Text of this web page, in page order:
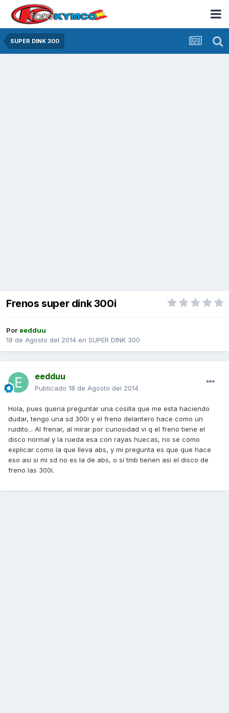
SUPER DINK 300
Frenos super dink 300i
Por eedduu
18 de Agosto del 2014 en SUPER DINK 300
eedduu
Publicado 18 de Agosto del 2014
Hola, pues queria preguntar una cosilla que me esta haciendo
dudar, tengo una sd 300i y el freno delantero hace como un
ruidito... Al frenar, al mirar por curiosidad vi q el freno tiene el
disco normal y la rueda esa con rayas huecas, no se como
explicar como la que lleva abs, y mi pregunta es que que hace
eso asi si mi sd no es la de abs, o si tmb tienen asi el disco de
freno las 300i.